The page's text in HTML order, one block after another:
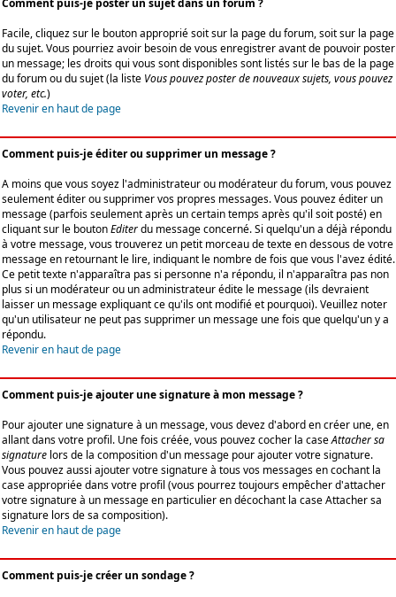
Comment puis-je poster un sujet dans un forum ?
Facile, cliquez sur le bouton approprié soit sur la page du forum, soit sur la page
du sujet. Vous pourriez avoir besoin de vous enregistrer avant de pouvoir poster
un message; les droits qui vous sont disponibles sont listés sur le bas de la page
du forum ou du sujet (la liste Vous pouvez poster de nouveaux sujets, vous pouvez
voter, etc.)
Revenir en haut de page
Comment puis-je éditer ou supprimer un message ?
A moins que vous soyez l'administrateur ou modérateur du forum, vous pouvez
seulement éditer ou supprimer vos propres messages. Vous pouvez éditer un
message (parfois seulement après un certain temps après qu'il soit posté) en
cliquant sur le boutonEditerdu message concerné. Si quelqu'un a déjà répondu
à votre message, vous trouverez un petit morceau de texte en dessous de votre
message en retournant le lire, indiquant le nombre de fois que vous l'avez édité.
Ce petit texte n'apparaîtra pas si personne n'a répondu, il n'apparaîtra pas non
plus si un modérateur ou un administrateur édite le message (ils devraient
laisser un message expliquant ce qu'ils ont modifié et pourquoi). Veuillez noter
qu'un utilisateur ne peut pas supprimer un message une fois que quelqu'un y a
répondu.
Revenir en haut de page
Comment puis-je ajouter une signature à mon message ?
Pour ajouter une signature à un message, vous devez d'abord en créer une, en
allant dans votre profil. Une fois créée, vous pouvez cocher la caseAttacher sa
signature lors de la composition d'un message pour ajouter votre signature.
Vous pouvez aussi ajouter votre signature à tous vos messages en cochant la
case appropriée dans votre profil (vous pourrez toujours empêcher d'attacher
votre signature à un message en particulier en décochant la case Attacher sa
signature lors de sa composition).
Revenir en haut de page
Comment puis-je créer un sondage ?